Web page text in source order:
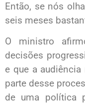
Então, se nós
seis meses
O ministro
decisões
e que a
parte desse
de uma política